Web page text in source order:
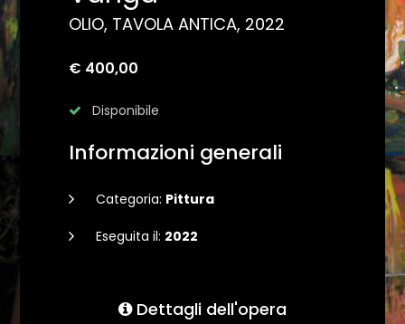
OLIO, TAVOLA ANTICA, 2022
€ 400,00
Disponibile
Informazioni generali
Categoria: Pittura
Eseguita il: 2022
Dettagli dell'opera